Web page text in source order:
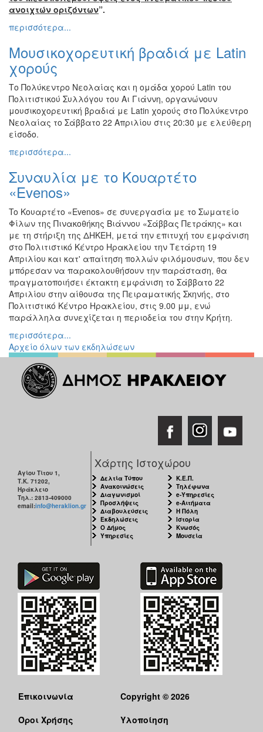
ανοιχτών οριζόντων”.
περισσότερα...
Μουσικοχορευτική βραδιά με Latin
χορούς
Το Πολύκεντρο Νεολαίας και η ομάδα χορού Latin του
Πολιτιστικού Συλλόγου του Αι Γιάννη, οργανώνουν
μουσικοχορευτική βραδιά με Latin χορούς στο Πολύκεντρο
Νεολαίας το Σάββατο 22 Απριλίου στις 20:30 με ελεύθερη
είσοδο.
περισσότερα...
Συναυλία με το Κουαρτέτο
«Evenos»
To Κουαρτέτο «Evenos» σε συνεργασία με το Σωματείο
Φίλων της Πινακοθήκης Βιάννου «Σάββας Πετράκης» και
με τη στήριξη της ΔΗΚΕΗ, μετά την επιτυχή του εμφάνιση
στο Πολιτιστικό Κέντρο Ηρακλείου την Τετάρτη 19
Απριλίου και κατ' απαίτηση πολλών φιλόμουσων, που δεν
μπόρεσαν να παρακολουθήσουν την παράσταση, θα
πραγματοποιήσει έκτακτη εμφάνιση το Σάββατο 22
Απριλίου στην αίθουσα της Πειραματικής Σκηνής, στο
Πολιτιστικό Κέντρο Ηρακλείου, στις 9.00 μμ, ενώ
παράλληλα συνεχίζεται η περιοδεία του στην Κρήτη.
περισσότερα...
Αρχείο όλων των εκδηλώσεων
Αγίου Τίτου 1,
Τ.Κ. 71202,
Ηράκλειο
Τηλ.: 2813-409000
email:info@heraklion.gr
Χάρτης Ιστοχώρου
Δελτία Τύπου
Ανακοινώσεις
Διαγωνισμοί
Προσλήψεις
Διαβουλεύσεις
Εκδηλώσεις
Ο Δήμος
Υπηρεσίες
Κ.Ε.Π.
Τηλέφωνα
e-Υπηρεσίες
e-Αιτήματα
Η Πόλη
Ιστορία
Κνωσός
Μουσεία
Επικοινωνία
Όροι Χρήσης
Copyright © 2026
Υλοποίηση